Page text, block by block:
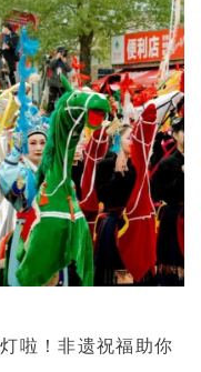
啦！非遗祝福助你